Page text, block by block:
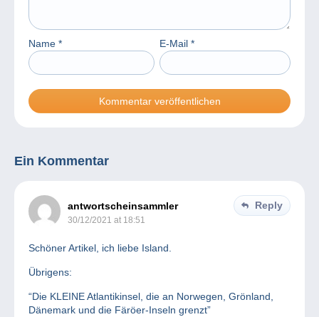
Name * E-Mail *
Ein Kommentar
antwortscheinsammler
30/12/2021 at 18:51
Reply
Schöner Artikel, ich liebe Island.
Übrigens:
“Die KLEINE Atlantikinsel, die an Norwegen, Grönland,
Dänemark und die Färöer-Inseln grenzt”